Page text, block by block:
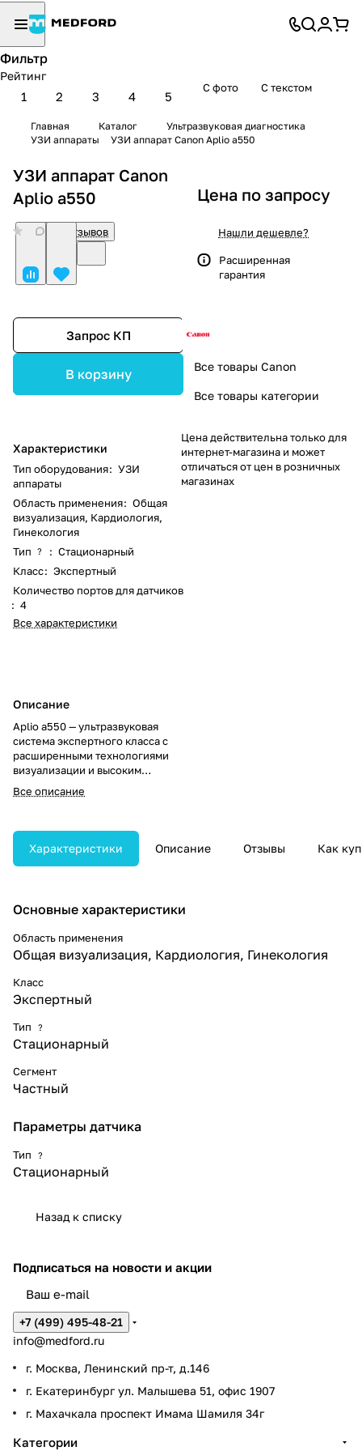
Фильтр
Рейтинг
1 2 3 4 5
С фото С текстом
Главная Каталог
Ультразвуковая диагностика
УЗИ аппараты
УЗИ аппарат Canon Aplio a550
УЗИ аппарат Canon
Aplio a550
Нет отзывов
Запрос КП
В корзину
Характеристики
Тип оборудования: УЗИ
аппараты
Область применения: Общая
визуализация, Кардиология,
Гинекология
Тип
? : Стационарный
Класс: Экспертный
Количество портов для датчиков
: 4
Все характеристики
Описание
Aplio a550 — ультразвуковая
система экспертного класса с
расширенными технологиями
визуализации и высоким
качеством изображения.
Обеспечивает быструю и точную
интуитивному интерфейсу и
высокой производительности.
Все описание
Цена по запросу
Нашли дешевле?
Расширенная
гарантия
Все товары Canon
Все товары категории
Цена действительна только для
интернет-магазина и может
отличаться от цен в розничных
магазинах
Характеристики Описание Отзывы Как
Основные характеристики
Область применения
Общая визуализация, Кардиология, Гинекология
Класс
Экспертный
Тип ?
Стационарный
Сегмент
Частный
Параметры датчика
Тип ?
Стационарный
Назад к списку
Подписаться на новости и акции
+7 (499) 495-48-21
info@medford.ru
г. Москва, Ленинский пр-т, д.146
г. Екатеринбург ул. Малышева 51, офис 1907
г. Махачкала проспект Имама Шамиля 34г
Категории